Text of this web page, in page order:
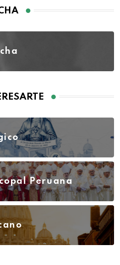
Peruana